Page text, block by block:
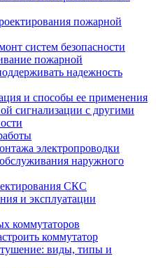
пожарной
систем безопасности
пожарной
надежность
и способы ее применения
сигнализации с другими
электропроводки
наружного
СКС
и эксплуатации
коммутаторов
коммутатор
виды, типы и